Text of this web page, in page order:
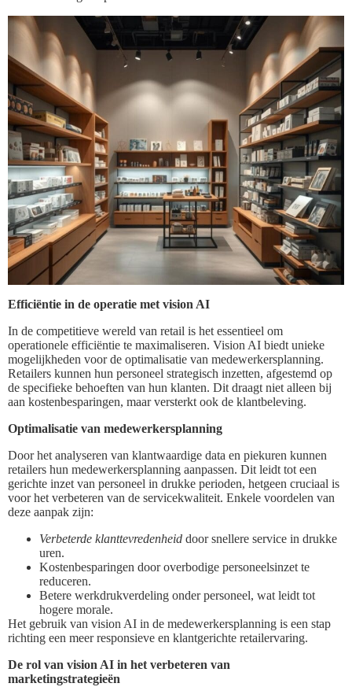
Efficiëntie in de operatie met vision AI
In de competitieve wereld van retail is het essentieel om
operationele efficiëntie te maximaliseren. Vision AI biedt unieke
mogelijkheden voor de optimalisatie van medewerkersplanning.
Retailers kunnen hun personeel strategisch inzetten, afgestemd op
de specifieke behoeften van hun klanten. Dit draagt niet alleen bij
aan kostenbesparingen, maar versterkt ook de klantbeleving.
Optimalisatie van medewerkersplanning
Door het analyseren van klantwaardige data en piekuren kunnen
retailers hun medewerkersplanning aanpassen. Dit leidt tot een
gerichte inzet van personeel in drukke perioden, hetgeen cruciaal is
voor het verbeteren van de servicekwaliteit. Enkele voordelen van
deze aanpak zijn:
Verbeterde klanttevredenheid door snellere service in drukke
uren.
Kostenbesparingen door overbodige personeelsinzet te
reduceren.
Betere werkdrukverdeling onder personeel, wat leidt tot
hogere morale.
Het gebruik van vision AI in de medewerkersplanning is een stap
richting een meer responsieve en klantgerichte retailervaring.
De rol van vision AI in het verbeteren van
marketingstrategieën